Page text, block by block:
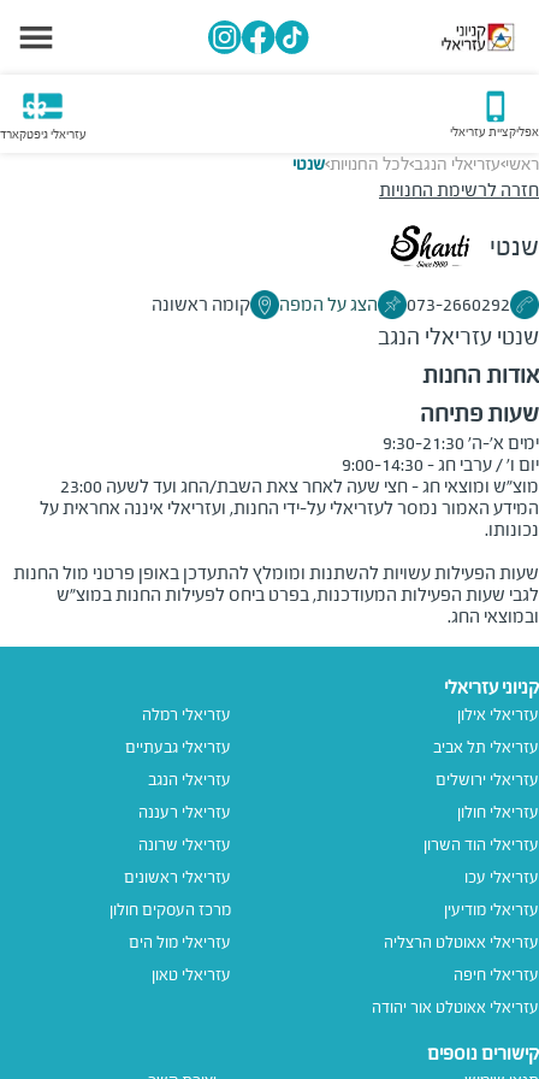
אפליקציית עזריאלי עזריאלי גיפטקארד
ראשי>עזריאלי הנגב>לכל החנויות>שנטי
חזרה לרשימת החנויות
שנטי
073-2660292 הצג על המפה קומה ראשונה
שנטי עזריאלי הנגב
אודות החנות
שעות פתיחה
מוצ"ש ומוצאי חג - חצי שעה לאחר צאת השבת/החג ועד לשעה 23:00
המידע האמור נמסר לעזריאלי על-ידי החנות, ועזריאלי איננה אחראית על
שעות הפעילות עשויות להשתנות ומומלץ להתעדכן באופן פרטני מול החנות
לגבי שעות הפעילות המעודכנות, בפרט ביחס לפעילות החנות במוצ"ש
ובמוצאי החג.
קניוני עזריאלי
עזריאלי אילון
עזריאלי תל אביב
עזריאלי ירושלים
עזריאלי חולון
עזריאלי הוד השרון
עזריאלי עכו
עזריאלי מודיעין
עזריאלי אאוטלט הרצליה
עזריאלי חיפה
עזריאלי אאוטלט אור יהודה
עזריאלי רמלה
עזריאלי גבעתיים
עזריאלי הנגב
עזריאלי רעננה
עזריאלי שרונה
עזריאלי ראשונים
מרכז העסקים חולון
עזריאלי מול הים
עזריאלי טאון
קישורים נוספים